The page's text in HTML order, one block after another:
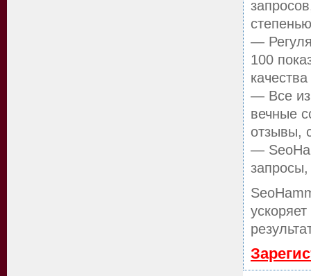
—
100
— Все
вечные
отзывы,
—